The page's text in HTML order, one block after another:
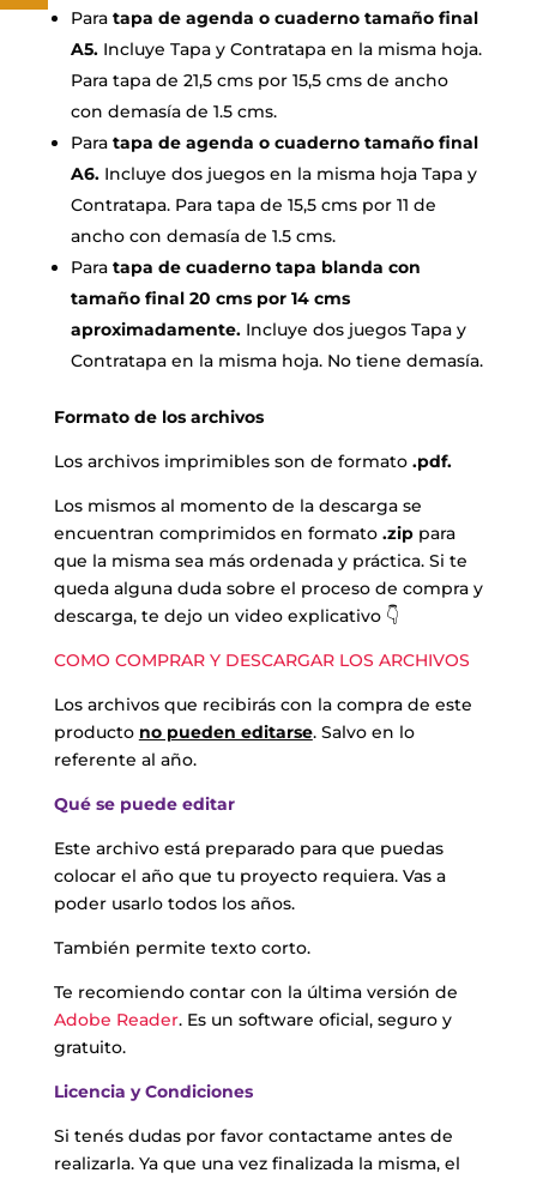
Para tapa de agenda o cuaderno tamaño final
A5. Incluye Tapa y Contratapa en la misma hoja.
Para tapa de 21,5 cms por 15,5 cms de ancho
con demasía de 1.5 cms.
Para tapa de agenda o cuaderno tamaño final
A6. Incluye dos juegos en la misma hoja Tapa y
Contratapa. Para tapa de 15,5 cms por 11 de
ancho con demasía de 1.5 cms.
Para tapa de cuaderno tapa blanda con
tamaño final 20 cms por 14 cms
aproximadamente. Incluye dos juegos Tapa y
Contratapa en la misma hoja. No tiene demasía.
Formato de los archivos
Los archivos imprimibles son de formato.pdf.
Los mismos al momento de la descarga se
encuentran comprimidos en formato .zippara
que la misma sea más ordenada y práctica. Si te
queda alguna duda sobre el proceso de compra y
descarga, te dejo un video explicativo 👇
COMO COMPRAR Y DESCARGAR LOS ARCHIVOS
Los archivos que recibirás con la compra de este
producto no pueden editarse. Salvo en lo
referente al año.
Qué se puede editar
Este archivo está preparado para que puedas
colocar el año que tu proyecto requiera. Vas a
poder usarlo todos los años.
También permite texto corto.
Te recomiendo contar con la última versión de
Adobe Reader. Es un software oficial, seguro y
gratuito.
Licencia y Condiciones
Si tenés dudas por favor contactame antes de
realizarla. Ya que una vez finalizada la misma, el